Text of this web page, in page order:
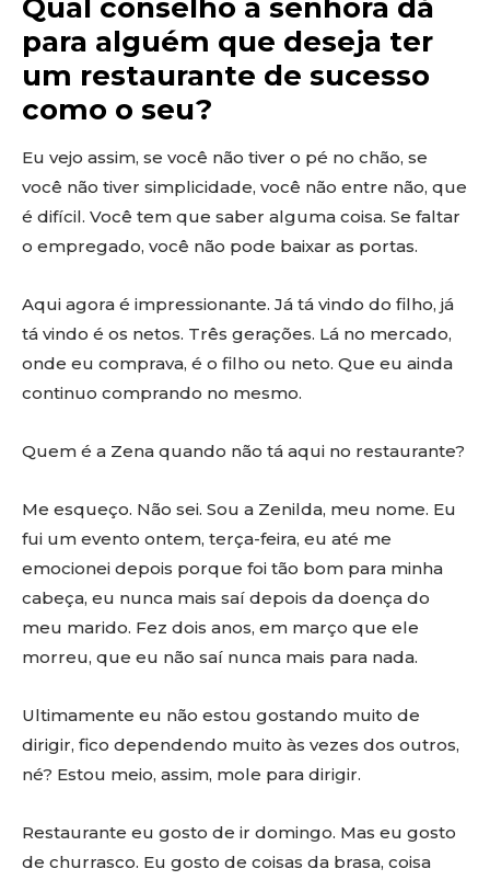
Qual conselho a senhora dá
para alguém que deseja ter
um restaurante de sucesso
como o seu?
Eu vejo assim, se você não tiver o pé no chão, se
você não tiver simplicidade, você não entre não, que
é difícil. Você tem que saber alguma coisa. Se faltar
o empregado, você não pode baixar as portas.
Aqui agora é impressionante. Já tá vindo do filho, já
tá vindo é os netos. Três gerações. Lá no mercado,
onde eu comprava, é o filho ou neto. Que eu ainda
continuo comprando no mesmo.
Quem é a Zena quando não tá aqui no restaurante?
Me esqueço. Não sei. Sou a Zenilda, meu nome. Eu
fui um evento ontem, terça-feira, eu até me
emocionei depois porque foi tão bom para minha
cabeça, eu nunca mais saí depois da doença do
meu marido. Fez dois anos, em março que ele
morreu, que eu não saí nunca mais para nada.
Ultimamente eu não estou gostando muito de
dirigir, fico dependendo muito às vezes dos outros,
né? Estou meio, assim, mole para dirigir.
Restaurante eu gosto de ir domingo. Mas eu gosto
de churrasco. Eu gosto de coisas da brasa, coisa